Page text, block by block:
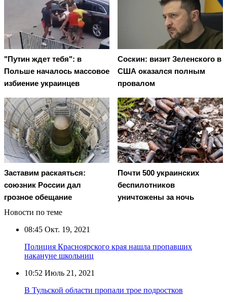
"Путин ждет тебя": в
Польше началось массовое
избиение украинцев
Соскин: визит Зеленского в
США оказался полным
провалом
Заставим раскаяться:
союзник России дал
грозное обещание
Почти 500 украинских
беспилотников
уничтожены за ночь
Новости по теме
08:45 Окт. 19, 2021
Полиция Красноярского края нашла пропавших
накануне школьниц
10:52 Июль 21, 2021
В Тульской области пропали трое подростков